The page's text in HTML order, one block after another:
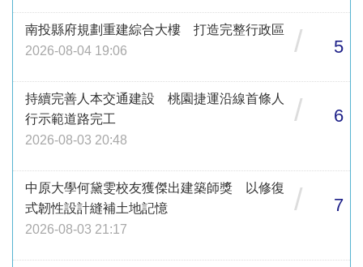
南投縣府規劃重建綜合大樓 打造完整行政區
2026-08-04 19:06
/ 5
持續完善人本交通建設 桃園捷運沿線首條人
行示範道路完工
2026-08-03 20:48
/ 6
中原大學何黛雯校友獲傑出建築師獎 以修復
式韌性設計縫補土地記憶
2026-08-03 21:17
/ 7